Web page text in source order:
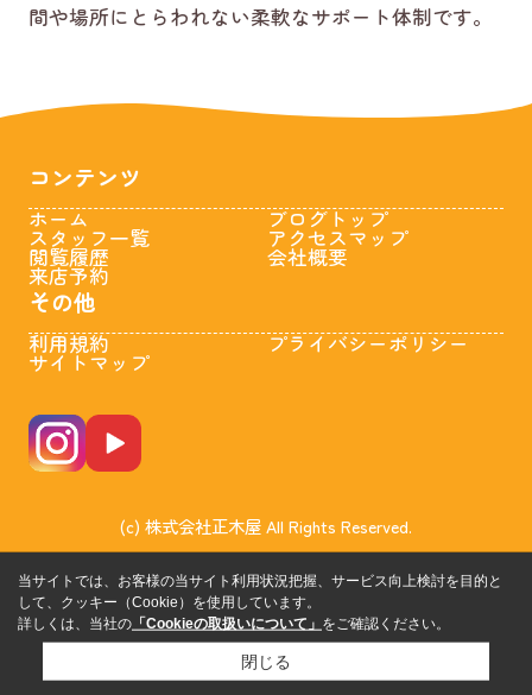
間や場所にとらわれない柔軟なサポート体制です。
コンテンツ
ホーム
スタッフ一覧
閲覧履歴
来店予約
ブログトップ
アクセスマップ
会社概要
その他
利用規約
サイトマップ
プライバシーポリシー
(c) 株式会社正木屋 All Rights Reserved.
当サイトでは、お客様の当サイト利用状況把握、サービス向上検討を目的と
して、クッキー（Cookie）を使用しています。
詳しくは、当社の 「Cookieの取扱いについて」 をご確認ください。
閉じる